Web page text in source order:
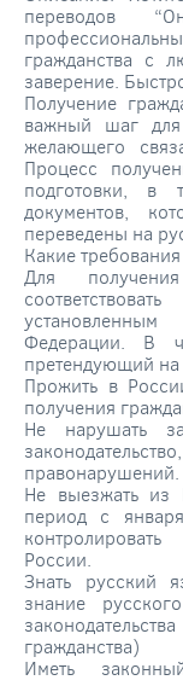
переводов
гражданства с
заверение.
Получение
важный шаг для
желающего
Процесс
подготовки, в
документов,
переведены на
Какие
Для
Федерации. В
претендующий на
Прожить в
получения
Не нарушать
правонарушений.
Не выезжать из
период с
России.
Знать русский
знание
гражданства)
Иметь